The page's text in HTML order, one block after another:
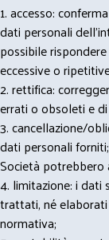
1. accesso:
dati personali
possibile
eccessive o
2. rettifica:
errati o obsoleti e
3. cancellazione/
dati personali
Società
4. limitazione: i dati
trattati, né
normativa;